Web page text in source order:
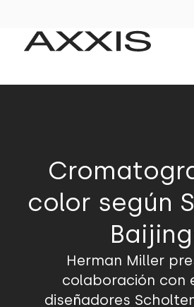
color según
Herman Miller
colaboración con
diseñadores